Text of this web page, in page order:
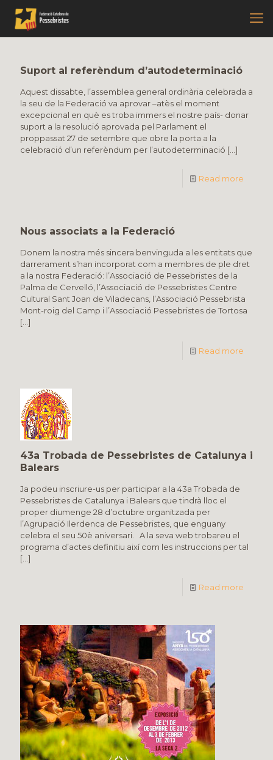
Suport al referèndum d’autodeterminació
Aquest dissabte, l’assemblea general ordinària celebrada a
la seu de la Federació va aprovar –atès el moment
excepcional en què es troba immers el nostre país- donar
suport a la resolució aprovada pel Parlament el
proppassat 27 de setembre que obre la porta a la
celebració d’un referèndum per l’autodeterminació […]
Read more
Nous associats a la Federació
Donem la nostra més sincera benvinguda a les entitats que
darrerament s’han incorporat com a membres de ple dret
a la nostra Federació: l’Associació de Pessebristes de la
Palma de Cervelló, l’Associació de Pessebristes Centre
Cultural Sant Joan de Viladecans, l’Associació Pessebrista
Mont-roig del Camp i l’Associació Pessebristes de Tortosa
[…]
Read more
43a Trobada de Pessebristes de Catalunya i
Balears
Ja podeu inscriure-us per participar a la 43a Trobada de
Pessebristes de Catalunya i Balears que tindrà lloc el
proper diumenge 28 d’octubre organitzada per
l’Agrupació Ilerdenca de Pessebristes, que enguany
celebra el seu 50è aniversari. A la seva web trobareu el
programa d’actes definitiu així com les instruccions per tal
[…]
Read more